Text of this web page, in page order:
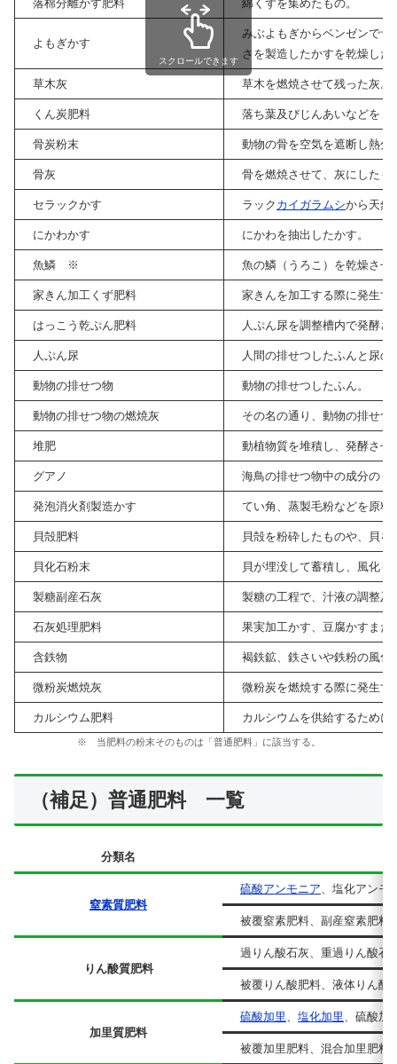
落棉分離かす肥料 綿くずを集めたもの。
よもぎかす
みぶよもぎからベンゼンで
さを製造したかすを乾燥した
草木灰 草木を燃焼させて残った灰。
くん炭肥料 落ち葉及びじんあいなどを
骨炭粉末 動物の骨を空気を遮断し熱
骨灰 骨を燃焼させて、灰にしたも
セラックかす ラック カイガラムシから天然
にかわかす にかわを抽出したかす。
魚鱗 ※ 魚の鱗（うろこ）を乾燥させ
家きん加工くず肥料 家きんを加工する際に発生
はっこう乾ぷん肥料 人ぷん尿を調整槽内で発酵
人ぷん尿 人間の排せつしたふんと尿の
動物の排せつ物 動物の排せつしたふん。
動物の排せつ物の燃焼灰 その名の通り、動物の排せ
堆肥 動植物質を堆積し、発酵させ
グアノ 海鳥の排せつ物中の成分の
発泡消火剤製造かす てい角、蒸製毛粉などを原
貝殻肥料 貝殻を粉砕したものや、貝を
貝化石粉末 貝が埋没して蓄積し、風化
製糖副産石灰 製糖の工程で、汁液の調整
石灰処理肥料 果実加工かす、豆腐かすま
含鉄物 褐鉄鉱、鉄さいや鉄粉の風化
微粉炭燃焼灰 微粉炭を燃焼する際に発生
カルシウム肥料 カルシウムを供給するため
スクロールできます
※ 当肥料の粉末そのものは「普通肥料」に該当する。
（補足）普通肥料 一覧
分類名
窒素質肥料
硫酸アンモニア 、塩化アンモ
被覆窒素肥料、副産窒素肥料
りん酸質肥料
過りん酸石灰、重過りん酸石
被覆りん酸肥料、液体りん酸
加里質肥料
硫酸加里 塩化加里 、硫酸
被覆加里肥料、混合加里肥料